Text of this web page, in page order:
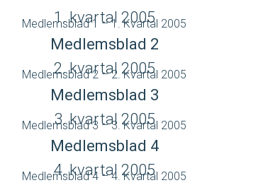
1. kvartal 2005
Medlemsblad 1 – 1. Kvartal 2005
Medlemsblad 2
2. kvartal 2005
Medlemsblad 2 – 2. Kvartal 2005
Medlemsblad 3
3. kvartal 2005
Medlemsblad 3 – 3. Kvartal 2005
Medlemsblad 4
4. kvartal 2005
Medlemsblad 4 – 4. Kvartal 2005